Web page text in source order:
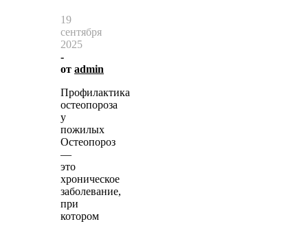
19
сентября
2025
-
от admin
Профилактика
остеопороза
у
пожилых
Остеопороз
—
это
хроническое
заболевание,
при
котором